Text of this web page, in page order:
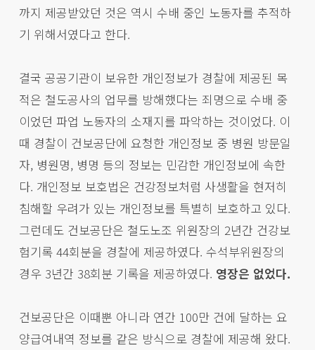
까지 제공받았던 것은 역시 수배 중인 노동자를 추적하
기 위해서였다고 한다.
결국 공공기관이 보유한 개인정보가 경찰에 제공된 목
적은 철도공사의 업무를 방해했다는 죄명으로 수배 중
이었던 파업 노동자의 소재지를 파악하는 것이었다. 이
때 경찰이 건보공단에 요청한 개인정보 중 병원 방문일
자, 병원명, 병명 등의 정보는 민감한 개인정보에 속한
다. 개인정보 보호법은 건강정보처럼 사생활을 현저히
침해할 우려가 있는 개인정보를 특별히 보호하고 있다.
그런데도 건보공단은 철도노조 위원장의 2년간 건강보
험기록 44회분을 경찰에 제공하였다. 수석부위원장의
경우 3년간 38회분 기록을 제공하였다. 영장은 없었다.
건보공단은 이때뿐 아니라 연간 100만 건에 달하는 요
양급여내역 정보를 같은 방식으로 경찰에 제공해 왔다.